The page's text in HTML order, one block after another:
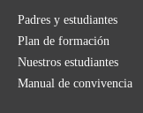
Padres y estudiantes
Plan de formación
Nuestros estudiantes
Manual de convivencia